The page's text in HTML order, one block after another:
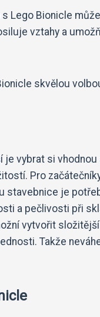
Lego Bionicle
vztahy a
skvělou
vybrat si
Pro
stavebnice je
a pečlivosti při
vytvořit
Takže